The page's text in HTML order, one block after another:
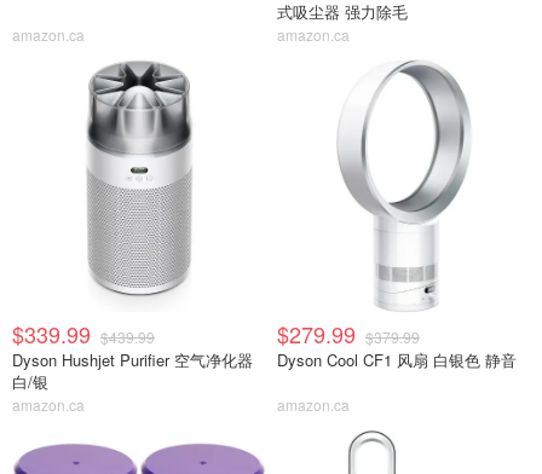
amazon.ca
式吸尘器 强力除毛
amazon.ca
$339.99 $439.99
Dyson Hushjet Purifier 空气净化器
白/银
amazon.ca
$279.99 $379.99
Dyson Cool CF1 风扇 白银色 静音
amazon.ca